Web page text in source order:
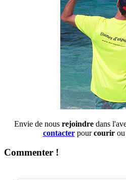
Envie de nous rejoindre dans
contacterpourcourir
Commenter !